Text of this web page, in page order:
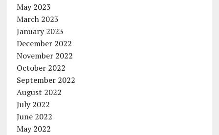
May 2023
March 2023
January 2023
December 2022
November 2022
October 2022
September 2022
August 2022
July 2022
June 2022
May 2022